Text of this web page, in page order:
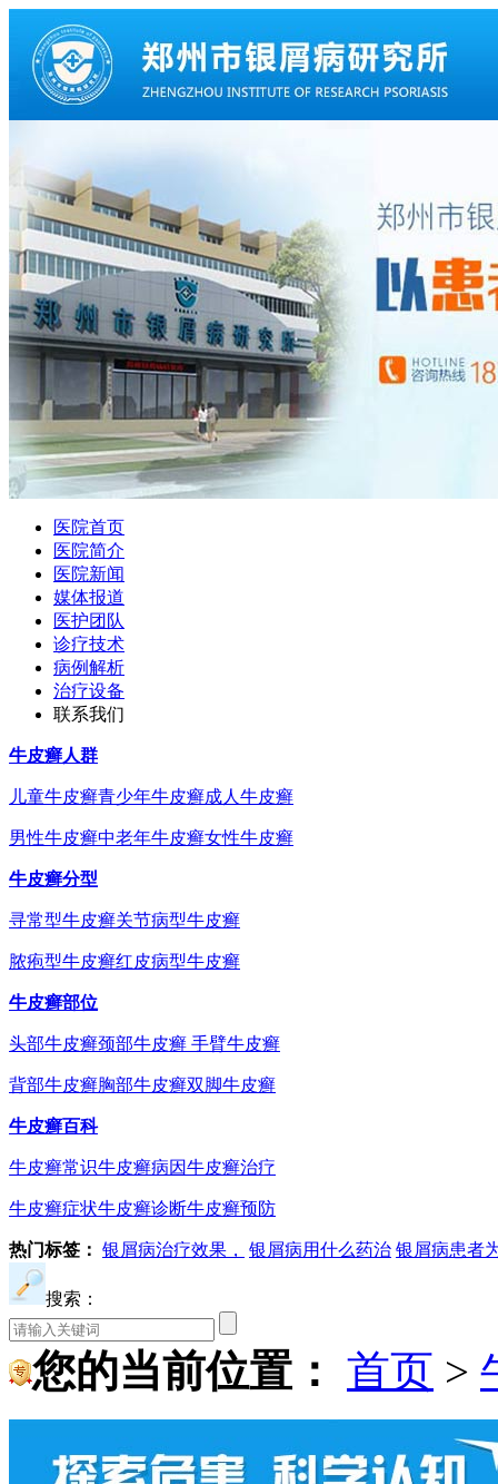
医院首页
医院简介
医院新闻
媒体报道
医护团队
诊疗技术
病例解析
治疗设备
联系我们
牛皮癣人群
儿童牛皮癣青少年牛皮癣成人牛皮癣
男性牛皮癣中老年牛皮癣女性牛皮癣
牛皮癣分型
寻常型牛皮癣关节病型牛皮癣
脓疱型牛皮癣红皮病型牛皮癣
牛皮癣部位
头部牛皮癣颈部牛皮癣 手臂牛皮癣
背部牛皮癣胸部牛皮癣双脚牛皮癣
牛皮癣百科
牛皮癣常识牛皮癣病因牛皮癣治疗
牛皮癣症状牛皮癣诊断牛皮癣预防
热门标签： 银屑病治疗效果， 银屑病用什么药治 银屑病患者
搜索：
您的当前位置： 首页 >